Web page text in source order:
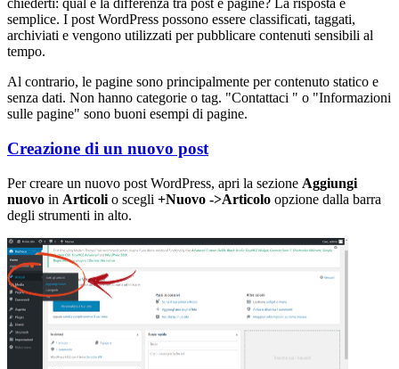
chiederti: qual è la differenza tra post e pagine? La risposta è
semplice. I post WordPress possono essere classificati, taggati,
archiviati e vengono utilizzati per pubblicare contenuti sensibili al
tempo.
Al contrario, le pagine sono principalmente per contenuto statico e
senza dati. Non hanno categorie o tag. "Contattaci " o "Informazioni
sulle pagine" sono buoni esempi di pagine.
Creazione di un nuovo post
Per creare un nuovo post WordPress, apri la sezione Aggiungi
nuovo in Articoli o scegli +Nuovo ->Articolo opzione dalla barra
degli strumenti in alto.